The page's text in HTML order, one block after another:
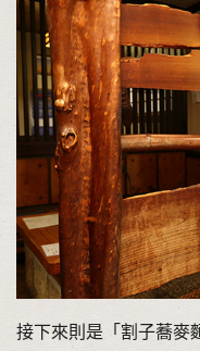
接下來則是「割子蕎麥